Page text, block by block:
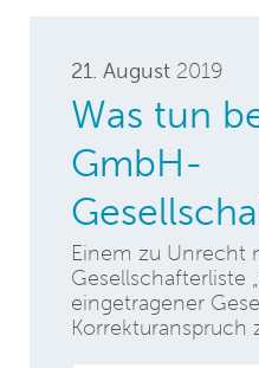
21. August 2019
Was tun
GmbH-
Einem zu Unrecht
Gesellschafterliste
eingetragener
Korrekturanspruch